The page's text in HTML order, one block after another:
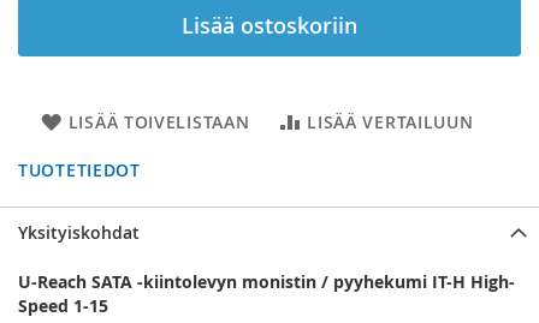
Lisää ostoskoriin
LISÄÄ TOIVELISTAAN LISÄÄ VERTAILUUN
TUOTETIEDOT
Yksityiskohdat
U-Reach SATA -kiintolevyn monistin / pyyhekumi IT-H High-
Speed 1-15